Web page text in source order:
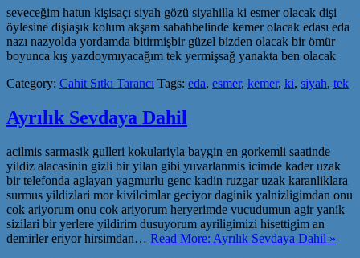
seveceğim hatun kişisaçı siyah gözü siyahilla ki esmer olacak dişi
öylesine dişiaşık kolum akşam sabahbelinde kemer olacak edası eda
nazı nazyolda yordamda bitirmişbir güzel bizden olacak bir ömür
boyunca kış yazdoymıyacağım tek yermişsağ yanakta ben olacak
Category: Cahit Sıtkı Tarancı Tags: eda, esmer, kemer, ki, siyah, tek
Ayrılık Sevdaya Dahil
acilmis sarmasik gulleri kokulariyla baygin en gorkemli saatinde
yildiz alacasinin gizli bir yilan gibi yuvarlanmis icimde kader uzak
bir telefonda aglayan yagmurlu genc kadin ruzgar uzak karanliklara
surmus yildizlari mor kivilcimlar geciyor daginik yalnizligimdan onu
cok ariyorum onu cok ariyorum heryerimde vucudumun agir yanik
sizilari bir yerlere yildirim dusuyorum ayriligimizi hisettigim an
demirler eriyor hirsimdan… Read More: Ayrılık Sevdaya Dahil »